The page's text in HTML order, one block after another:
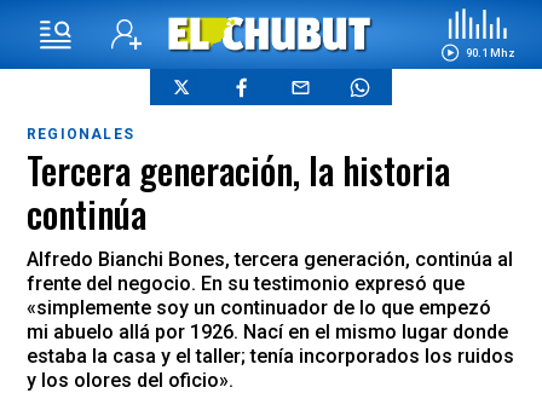
90.1 Mhz
REGIONALES
Tercera generación, la historia
continúa
Alfredo Bianchi Bones, tercera generación, continúa al
frente del negocio. En su testimonio expresó que
«simplemente soy un continuador de lo que empezó
mi abuelo allá por 1926. Nací en el mismo lugar donde
estaba la casa y el taller; tenía incorporados los ruidos
y los olores del oficio».